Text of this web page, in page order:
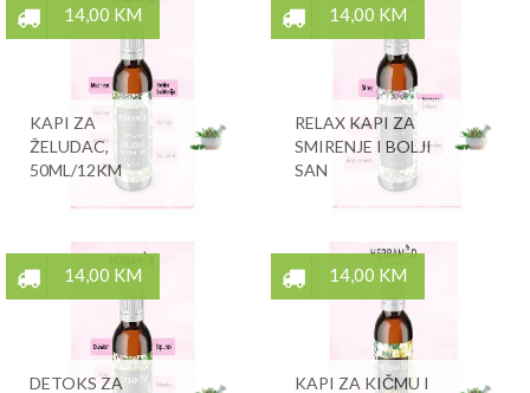
14,00 KM
KAPI ZA
ŽELUDAC,
50ML/12KM
14,00 KM
RELAX KAPI ZA
SMIRENJE I BOLJI
SAN
14,00 KM
DETOKS ZA
14,00 KM
KAPI ZA KIČMU I